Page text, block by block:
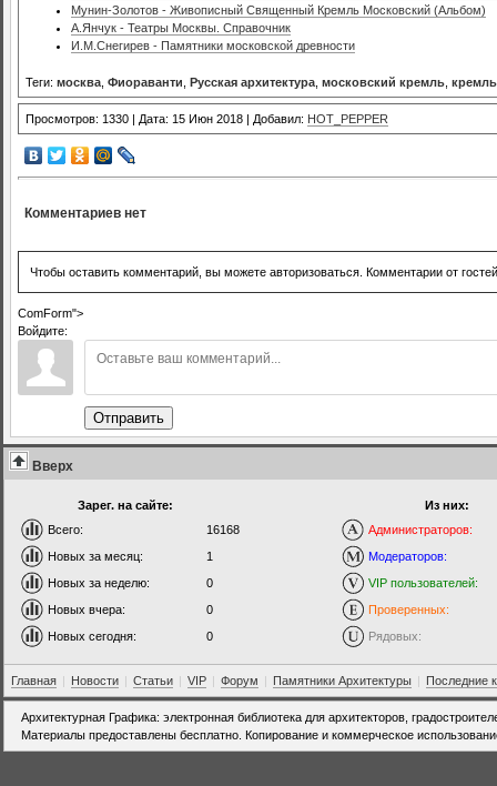
Мунин-Золотов - Живописный Священный Кремль Московский (Альбом)
А.Янчук - Театры Москвы. Справочник
И.М.Снегирев - Памятники московской древности
Теги: москва Фиораванти Русская архитектура московский кремль кремль
Просмотров: 1330 | Дата: 15 Июн 2018 | Добавил: HOT_PEPPER
Комментариев нет
Чтобы оставить комментарий, вы можете авторизоваться. Комментарии от
ComForm">
Войдите:
Отправить
Вверх
Зарег. на сайте:
Всего:
16168
Новых за месяц:
1
Новых за неделю:
0
Новых вчера:
0
Новых сегодня:
0
Из них:
Администраторов:
Модераторов:
VIP пользователей:
Проверенных:
Рядовых:
Главная | Новости | Статьи | VIP | Форум | Памятники Архитектуры | Последние
Архитектурная Графика: электронная библиотека для архитекторов,
Материалы предоставлены бесплатно. Копирование и коммерческое